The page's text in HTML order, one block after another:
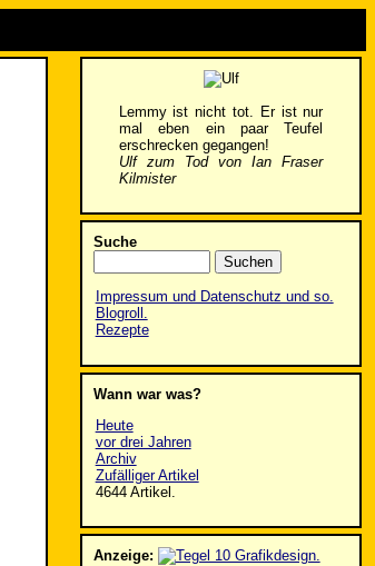
Lemmy ist nicht tot. Er ist nur
mal eben ein paar Teufel
erschrecken gegangen!
Ulf zum Tod von Ian Fraser
Kilmister
Suche
Impressum und Datenschutz und so.
Blogroll.
Rezepte
Wann war was?
Heute
vor drei Jahren
Archiv
Zufälliger Artikel
4644 Artikel.
Anzeige: